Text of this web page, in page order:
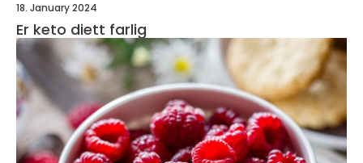
18. January 2024
Er keto diett farlig